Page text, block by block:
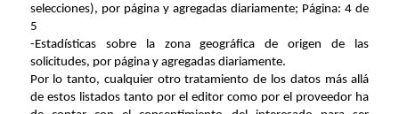
selecciones), por página y agregadas diariamente; Página: 4 de
5
-Estadísticas sobre la zona geográfica de origen de las
solicitudes, por página y agregadas diariamente.
Por lo tanto, cualquier otro tratamiento de los datos más allá
de estos listados tanto por el editor como por el proveedor ha